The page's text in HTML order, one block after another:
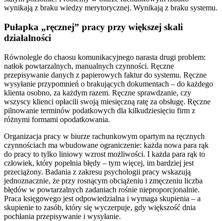
wynikają z braku wiedzy merytorycznej. Wynikają z braku systemu.
Pułapka „ręcznej” pracy przy większej skali
działalności
Równolegle do chaosu komunikacyjnego narasta drugi problem:
natłok powtarzalnych, manualnych czynności. Ręczne
przepisywanie danych z papierowych faktur do systemu. Ręczne
wysyłanie przypomnień o brakujących dokumentach – do każdego
klienta osobno, za każdym razem. Ręczne sprawdzanie, czy
wszyscy klienci opłacili swoją miesięczną ratę za obsługę. Ręczne
pilnowanie terminów podatkowych dla kilkudziesięciu firm z
różnymi formami opodatkowania.
Organizacja pracy w biurze rachunkowym opartym na ręcznych
czynnościach ma wbudowane ograniczenie: każda nowa para rąk
do pracy to tylko liniowy wzrost możliwości. I każda para rąk to
człowiek, który popełnia błędy – tym więcej, im bardziej jest
przeciążony. Badania z zakresu psychologii pracy wskazują
jednoznacznie, że przy rosnącym obciążeniu i zmęczeniu liczba
błędów w powtarzalnych zadaniach rośnie nieproporcjonalnie.
Praca księgowego jest odpowiedzialna i wymaga skupienia – a
skupienie to zasób, który się wyczerpuje, gdy większość dnia
pochłania przepisywanie i wysyłanie.